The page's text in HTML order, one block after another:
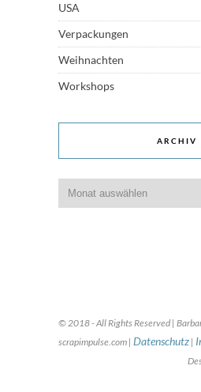
USA
Verpackungen
Weihnachten
Workshops
ARCHIV
© 2018 - All Rights Reserved |
scrapimpulse.com | Datenschutz |